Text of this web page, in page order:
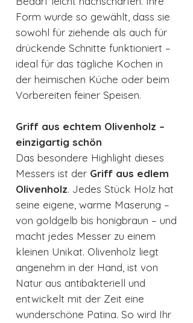
Form wurde so gewählt, dass sie
sowohl für ziehende als auch für
drückende Schnitte funktioniert –
ideal für das tägliche Kochen in
der heimischen Küche oder beim
Vorbereiten feiner Speisen.
Griff aus echtem Olivenholz –
einzigartig schön
Das besondere Highlight dieses
Messers ist der Griff aus edlem
Olivenholz. Jedes Stück Holz hat
seine eigene, warme Maserung –
von goldgelb bis honigbraun – und
macht jedes Messer zu einem
kleinen Unikat. Olivenholz liegt
angenehm in der Hand, ist von
Natur aus antibakteriell und
entwickelt mit der Zeit eine
wunderschöne Patina. So wird Ihr